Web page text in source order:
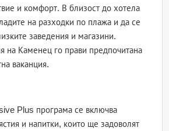
и комфорт. В близост до хотела
на разходки по плажа и да се
заведения и магазини.
на Каменец го прави предпочитана
ваканция.
Plus програма се включва
и напитки, които ще задоволят